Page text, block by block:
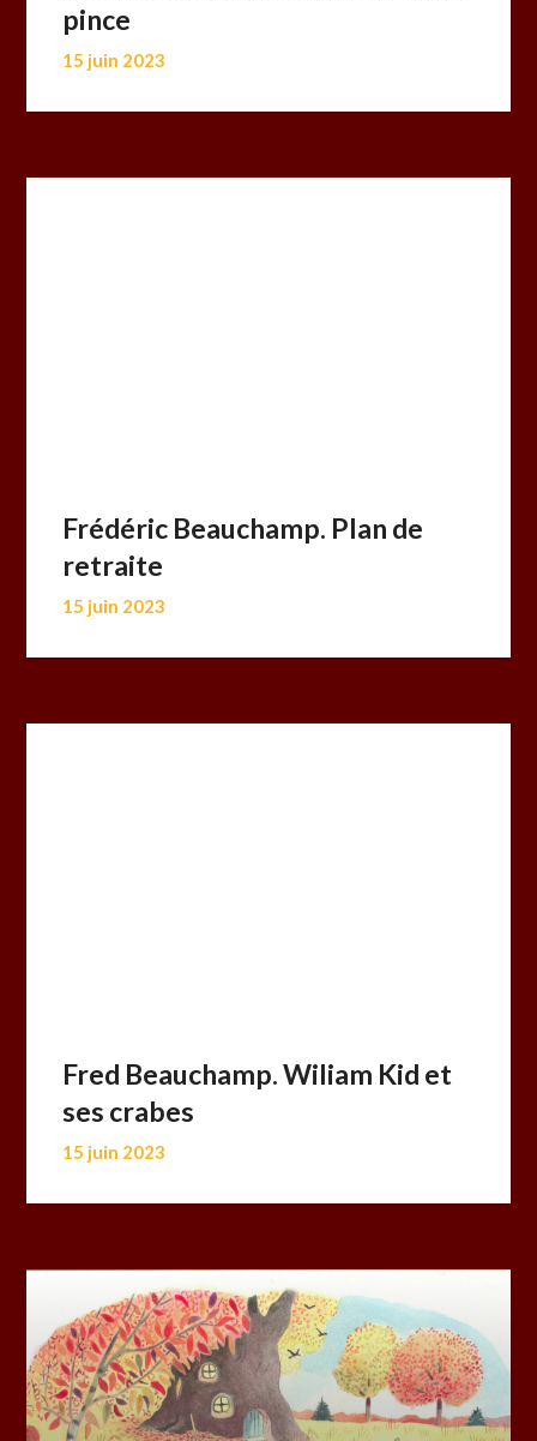
pince
15 juin 2023
Frédéric Beauchamp. Plan de
retraite
15 juin 2023
Fred Beauchamp. Wiliam Kid et
ses crabes
15 juin 2023